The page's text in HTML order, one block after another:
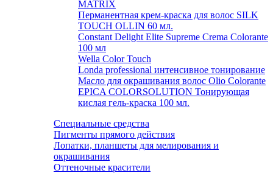
MATRIX
Перманентная крем-краска для волос SILK
TOUCH OLLIN 60 мл.
Constant Delight Elite Supreme Crema Colorante
100 мл
Wella Color Touch
Londa professional интенсивное тонирование
Масло для окрашивания волос Olio Colorante
EPICA COLORSOLUTION Тонирующая
кислая гель-краска 100 мл.
Специальные средства
Пигменты прямого действия
Лопатки, планшеты для мелирования и
окрашивания
Оттеночные красители